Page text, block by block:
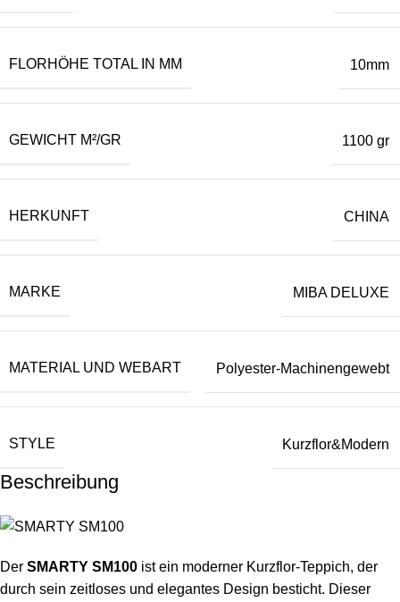
FLORHÖHE TOTAL IN MM 10mm
GEWICHT M²/GR 1100 gr
HERKUNFT CHINA
MARKE MIBA DELUXE
MATERIAL UND WEBART Polyester-Machinengewebt
STYLE Kurzflor&Modern
Beschreibung
Der SMARTY SM100 ist ein moderner Kurzflor-Teppich, der
durch sein zeitloses und elegantes Design besticht. Dieser